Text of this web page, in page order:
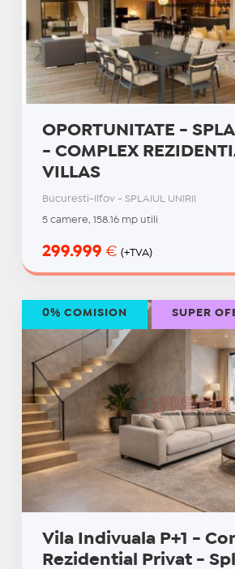
OPORTUNITATE -
- COMPLEX
VILLAS
Bucuresti-Ilfov - SPLAIUL UNIRII
5 camere, 158.16 mp utili
299.999 € (+TVA)
Vila Indivuala P+1 -
Rezidential Privat -
0% COMISION SUPER